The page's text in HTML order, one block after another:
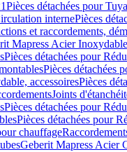
Pièces détachées pour
internePièces
et raccordements,
Mapress Acier
Pièces détachées pour
Pièces détachées
accessoiresPièces
Joints
Pièces détachées pour
Pièces détachées pour
chauffage
Geberit Mapress Acier